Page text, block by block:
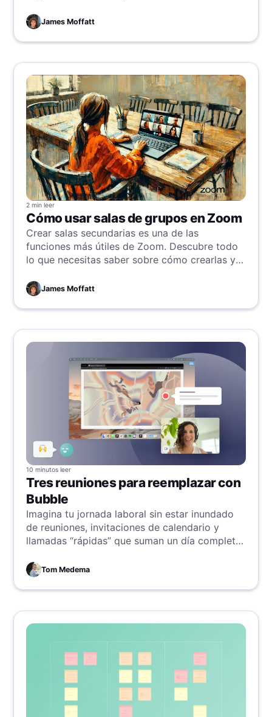
cinco principios de confianza—seguridad,
disponibilidad, integridad del procesamiento,
confidencialidad y privacidad—la certificación
SOC 2 ayuda a las empresas a generar
confianza, gestionar riesgos y mantener una
ventaja competitiva. Las empresas pueden
prepararse para el cumplimiento evaluando sus
controles existentes, documentando políticas y
procedimientos, capacitando a sus empleados
y trabajando con un auditor certificado. Al
seguir estos pasos, las organizaciones pueden
mejorar la protección de datos, reforzar su
reputación y crear una cultura de seguridad y
confianza.
James Moffatt
2 min leer
Cómo usar salas de grupos en Zoom
Crear salas secundarias es una de las
funciones más útiles de Zoom. Descubre todo
lo que necesitas saber sobre cómo crearlas y
James Moffatt
10 minutos leer
Tres reuniones para reemplazar con
Bubble
Imagina tu jornada laboral sin estar inundado
de reuniones, invitaciones de calendario y
llamadas “rápidas” que suman un día completo
Tom Medema